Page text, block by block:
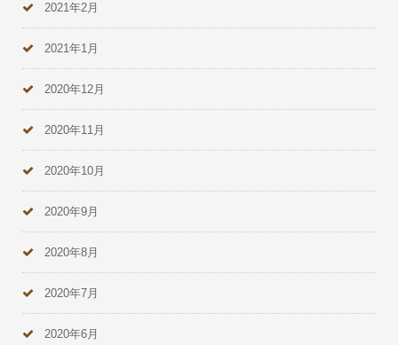
2021年2月
2021年1月
2020年12月
2020年11月
2020年10月
2020年9月
2020年8月
2020年7月
2020年6月